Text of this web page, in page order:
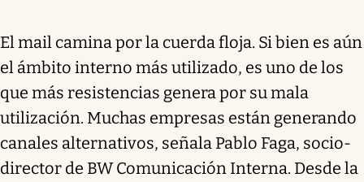
El mail camina por la cuerda floja. Si bien es aún
el ámbito interno más utilizado, es uno de los
que más resistencias genera por su mala
utilización. Muchas empresas están generando
canales alternativos, señala Pablo Faga, socio-
director de BW Comunicación Interna. Desde la